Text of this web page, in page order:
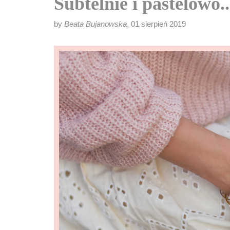
by Beata Bujanowska, 01 sierpień 2019